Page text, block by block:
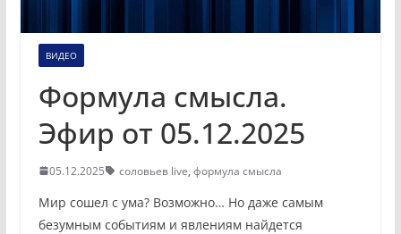
ВИДЕО
Формула смысла.
Эфир от 05.12.2025
05.12.2025 соловьев live, формула смысла
Мир сошел с ума? Возможно… Но даже самым
безумным событиям и явлениям найдется